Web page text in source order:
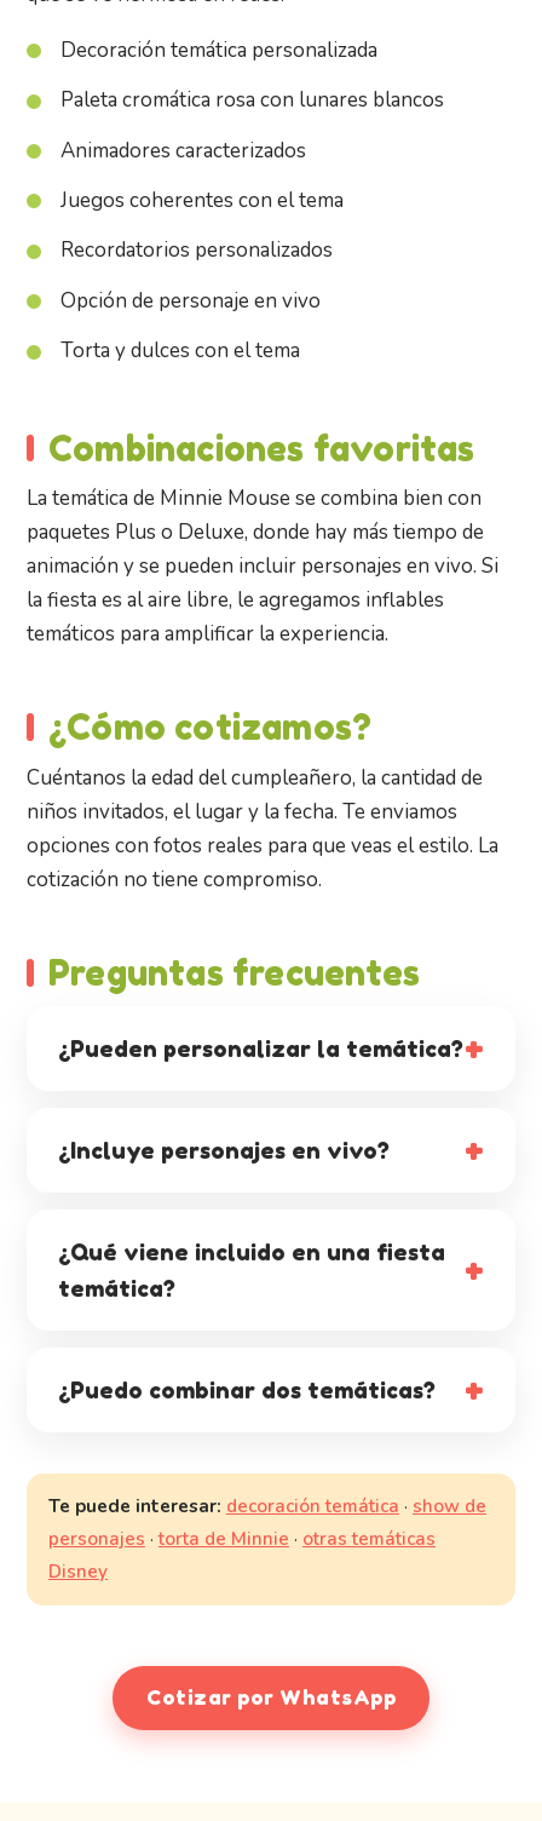
Decoración temática personalizada
Paleta cromática rosa con lunares blancos
Animadores caracterizados
Juegos coherentes con el tema
Recordatorios personalizados
Opción de personaje en vivo
Torta y dulces con el tema
Combinaciones favoritas
La temática de Minnie Mouse se combina bien con
paquetes Plus o Deluxe, donde hay más tiempo de
animación y se pueden incluir personajes en vivo. Si
la fiesta es al aire libre, le agregamos inflables
temáticos para amplificar la experiencia.
¿Cómo cotizamos?
Cuéntanos la edad del cumpleañero, la cantidad de
niños invitados, el lugar y la fecha. Te enviamos
opciones con fotos reales para que veas el estilo. La
cotización no tiene compromiso.
Preguntas frecuentes
¿Pueden personalizar la temática?
¿Incluye personajes en vivo?
¿Qué viene incluido en una fiesta
temática?
¿Puedo combinar dos temáticas?
Te puede interesar: decoración temática · show de
personajes ·torta de Minnie · otras temáticas
Disney
Cotizar por WhatsApp